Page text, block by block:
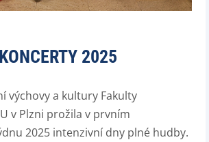
2025
výchovy a kultury Fakulty
v Plzni prožila v prvním
2025 intenzivní dny plné hudby.